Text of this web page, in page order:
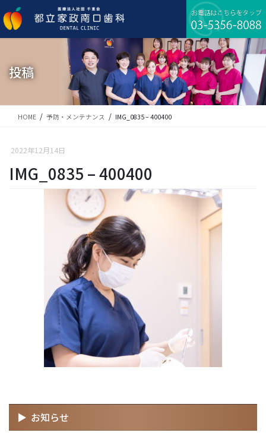
ン
テ
ビ
ゲ
移
投稿
HOME 予防・メンテナンス IMG_0835 – 400400
2022年12月14日
IMG_0835 – 400400
お知らせ